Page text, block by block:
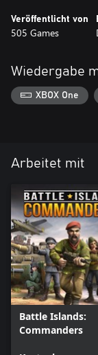
Veröffentlicht von
505 Games
Wiedergabe
XBOX One
Arbeitet mit
Battle Islands:
Commanders